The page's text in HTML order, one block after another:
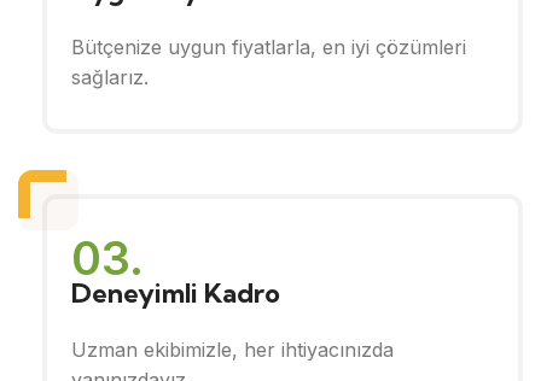
Bütçenize uygun fiyatlarla, en iyi çözümleri
sağlarız.
03.
Deneyimli Kadro
Uzman ekibimizle, her ihtiyacınızda